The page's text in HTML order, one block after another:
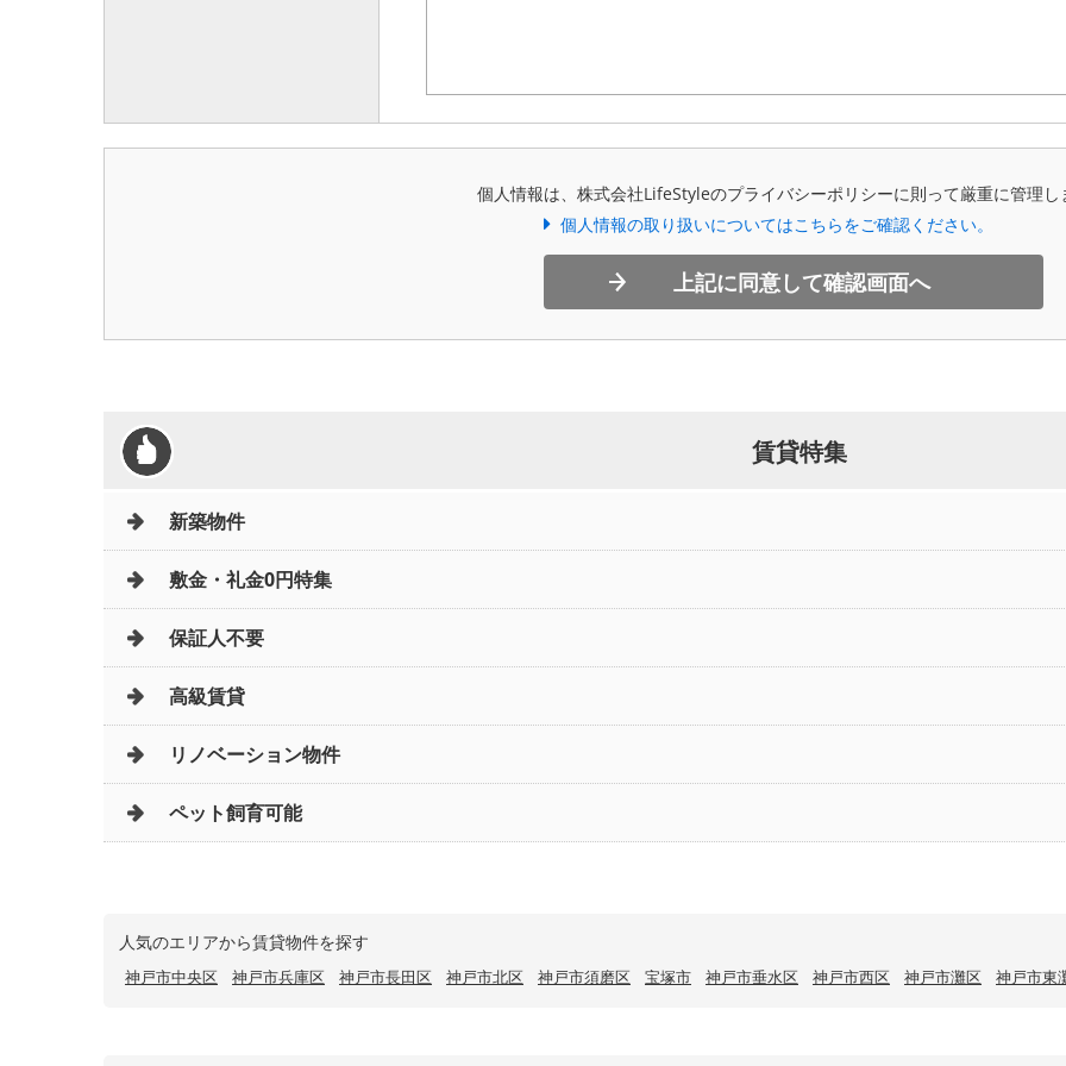
個人情報は、株式会社LifeStyleのプライバシーポリシーに則って厳重に管理し
個人情報の取り扱いについてはこちらをご確認ください。
上記に同意して確認画面へ
賃貸特集
新築物件
敷金・礼金0円特集
保証人不要
高級賃貸
リノベーション物件
ペット飼育可能
人気のエリアから賃貸物件を探す
神戸市中央区 神戸市兵庫区 神戸市長田区 神戸市北区 神戸市須磨区 宝塚市 神戸市垂水区 神戸市西区 神戸市灘区 神戸市東